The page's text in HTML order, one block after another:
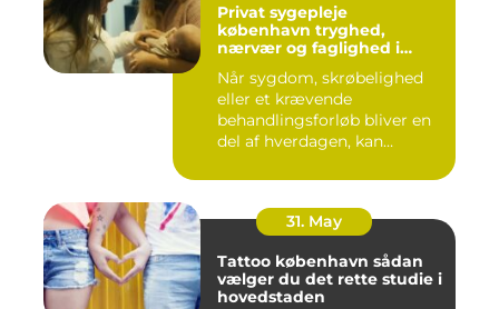
Privat sygepleje
københavn tryghed,
nærvær og faglighed i
Når sygdom, skrøbelighed
eller et krævende
behandlingsforløb bliver en
del af hverdagen, kan
31. May
Tattoo københavn sådan
vælger du det rette studie i
hovedstaden